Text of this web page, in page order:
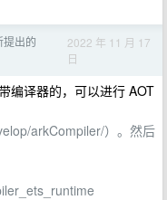
提出的
2022 年 11 月 17
日
编译器的，可以进行 AOT
arkCompiler/）。然后